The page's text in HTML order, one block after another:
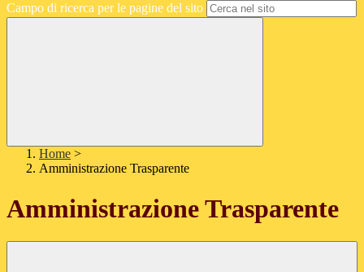
Campo di ricerca per le pagine del sito
Home >
Amministrazione Trasparente
Amministrazione Trasparente